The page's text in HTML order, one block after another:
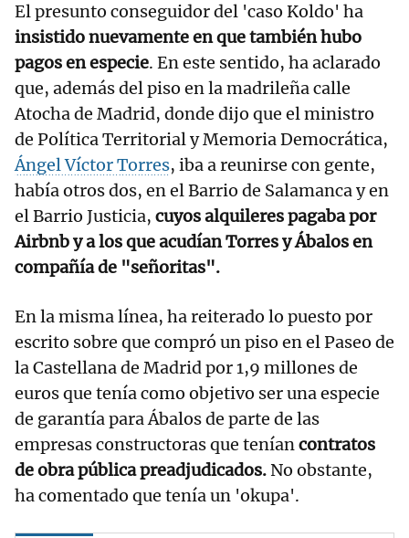
El presunto conseguidor del 'caso Koldo' ha
insistido nuevamente en que también hubo
pagos en especie. En este sentido, ha aclarado
que, además del piso en la madrileña calle
Atocha de Madrid, donde dijo que el ministro
de Política Territorial y Memoria Democrática,
Ángel Víctor Torres, iba a reunirse con gente,
había otros dos, en el Barrio de Salamanca y en
el Barrio Justicia, cuyos alquileres pagaba por
Airbnb y a los que acudían Torres y Ábalos en
compañía de "señoritas".
En la misma línea, ha reiterado lo puesto por
escrito sobre que compró un piso en el Paseo de
la Castellana de Madrid por 1,9 millones de
euros que tenía como objetivo ser una especie
de garantía para Ábalos de parte de las
empresas constructoras que teníancontratos
de obra pública preadjudicados. No obstante,
ha comentado que tenía un 'okupa'.